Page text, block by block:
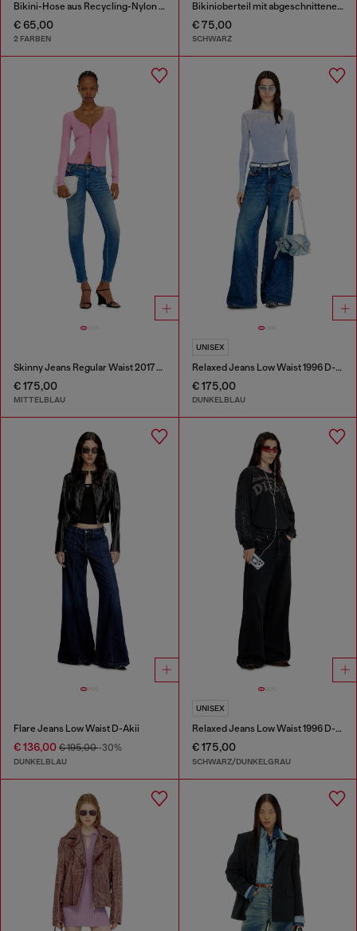
Bikini-Hose aus Recycling-Nylon mit Maxi-Logo
€ 65,00
2 FARBEN
Bikinioberteil mit abgeschnittenem Diesel-Logo
€ 75,00
SCHWARZ
Skinny Jeans Regular Waist 2017 Slandy
€ 175,00
MITTELBLAU
UNISEX
Relaxed Jeans Low Waist 1996 D-Sire
€ 175,00
DUNKELBLAU
Flare Jeans Low Waist D-Akii
€ 136,00 € 195,00-30%
DUNKELBLAU
UNISEX
Relaxed Jeans Low Waist 1996 D-Sire
€ 175,00
SCHWARZ/DUNKELGRAU